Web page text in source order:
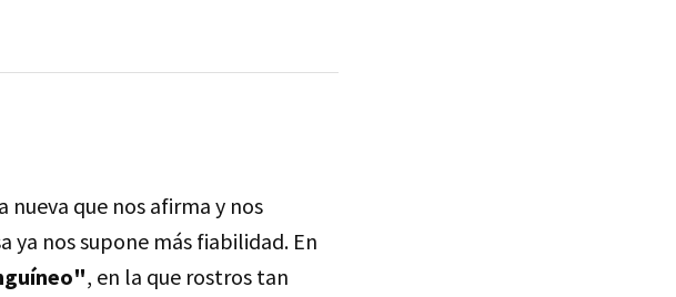
que nos afirma y nos
ya nos supone más fiabilidad. En
, en la que rostros tan